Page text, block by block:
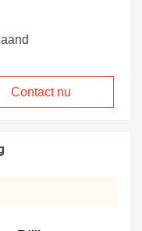
Contact nu